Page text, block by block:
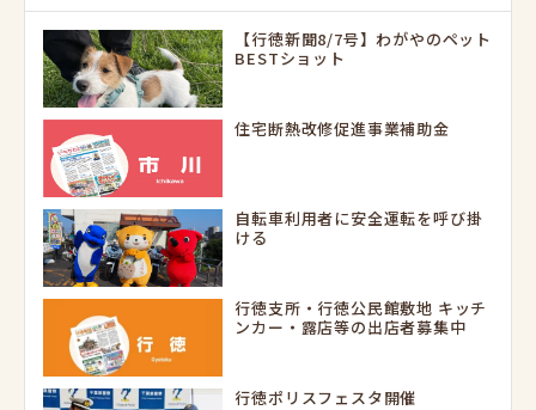
【行徳新聞8/7号】わがやのペット
BESTショット
住宅断熱改修促進事業補助金
自転車利用者に安全運転を呼び掛
ける
行徳支所・行徳公民館敷地 キッチ
ンカー・露店等の出店者募集中
行徳ポリスフェスタ開催